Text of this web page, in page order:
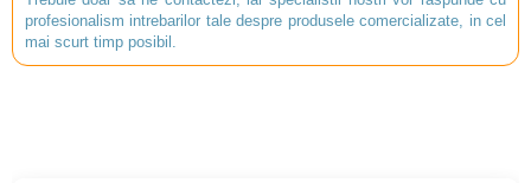
profesionalism intrebarilor tale despre produsele comercializate, in cel
mai scurt timp posibil.